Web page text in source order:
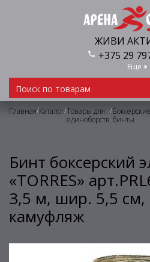
ЖИВИ
+375 29
Еще
Главная/Каталог/Товары для
единоборств
/Боксерские
бинты
Бинт боксерский
«TORRES»
3,5 м, шир. 5,5 см,
камуфляж